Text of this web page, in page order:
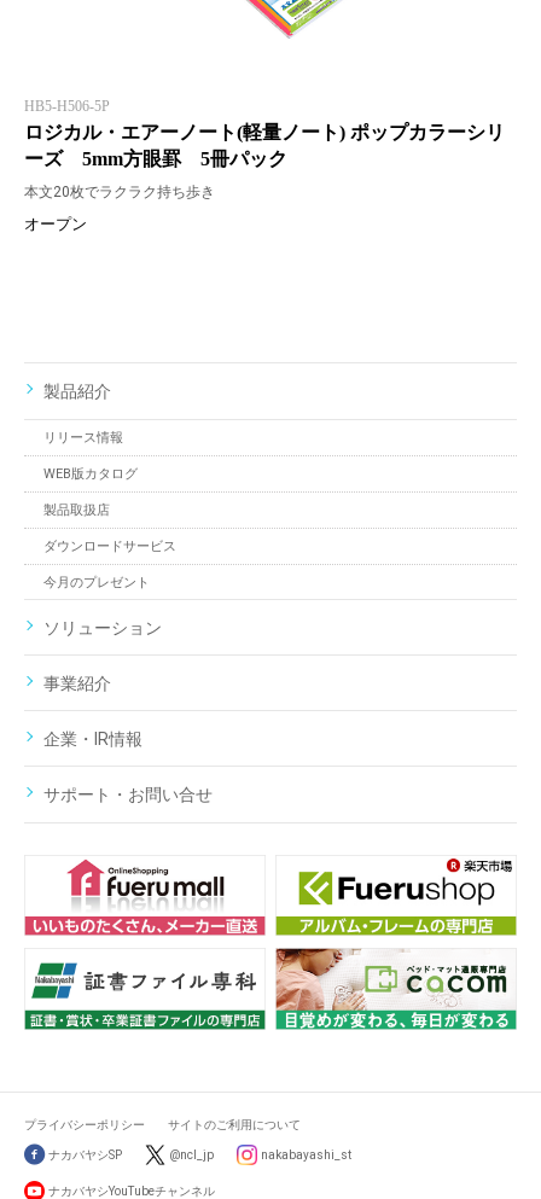
HB5-H506-5P
ロジカル・エアーノート(軽量ノート) ポップカラーシリ
ーズ 5mm方眼罫 5冊パック
本文20枚でラクラク持ち歩き
オープン
製品紹介
リリース情報
WEB版カタログ
製品取扱店
ダウンロードサービス
今月のプレゼント
ソリューション
事業紹介
企業・IR情報
サポート・お問い合せ
プライバシーポリシー サイトのご利用について
ナカバヤシSP @ncl_jp nakabayashi_st
ナカバヤシYouTubeチャンネル